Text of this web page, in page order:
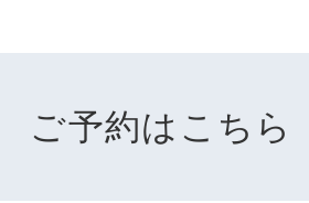
ご予約はこちら